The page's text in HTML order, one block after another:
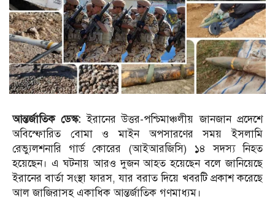
আন্তর্জাতিক ডেস্ক: ইরানের উত্তর-পশ্চিমাঞ্চলীয় জানজান প্রদেশে
অবিস্ফোরিত বোমা ও মাইন অপসারণের সময় ইসলামি
রেভ্যুলশনারি গার্ড কোরের (আইআরজিসি) ১৪ সদস্য নিহত
হয়েছেন। এ ঘটনায় আরও দুজন আহত হয়েছেন বলে জানিয়েছে
ইরানের বার্তা সংস্থা ফারস, যার বরাত দিয়ে খবরটি প্রকাশ করেছে
আল জাজিরাসহ একাধিক আন্তর্জাতিক গণমাধ্যম।